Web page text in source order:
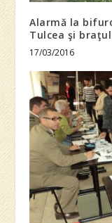
Alarmă la
Tulcea şi
17/03/2016